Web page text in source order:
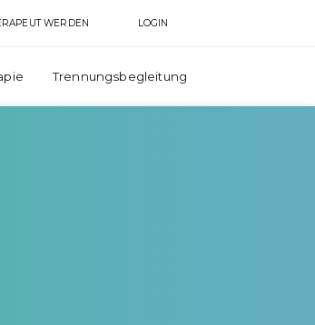
WERDEN LOGIN
Trennungsbegleitung